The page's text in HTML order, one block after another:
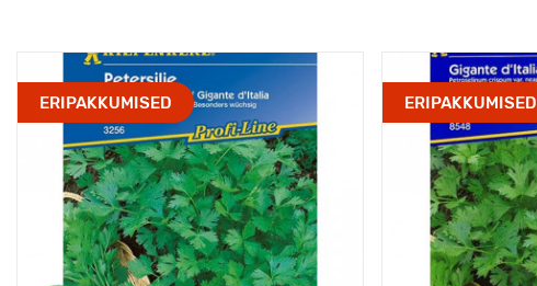
ERIPAKKUMISED ERIPAKKUMISED